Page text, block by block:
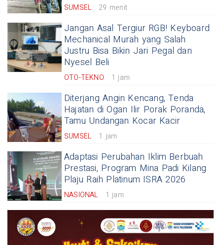
SUMSEL 29 menit
Jangan Asal Tergiur RGB! Keyboard
Mechanical Murah yang Salah
Justru Bisa Bikin Jari Pegal dan
Nyesel Beli
OTO-TEKNO 1 jam
Diterjang Angin Kencang, Tenda
Hajatan di Ogan Ilir Porak Poranda,
Tamu Undangan Kocar Kacir
SUMSEL 1 jam
Adaptasi Perubahan Iklim Berbuah
Prestasi, Program Mina Padi Kilang
Plaju Raih Platinum ISRA 2026
NASIONAL 1 jam